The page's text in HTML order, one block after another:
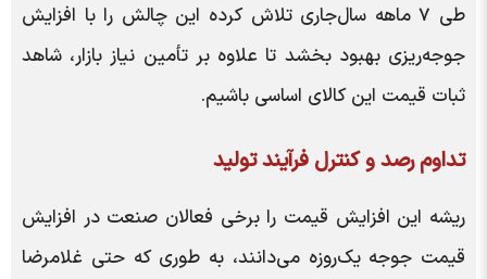
طی 7 ماهه سال‌جاری تلاش کرده این چالش را با افزایش
جوجه‌ریزی بهبود بخشد تا علاوه بر تأمین نیاز بازار، شاهد
ثبات قیمت این کالای اساسی باشیم.
تداوم رصد و کنترل فرآیند تولید
ریشه این افزایش قیمت را برخی فعالان صنعت در افزایش
قیمت جوجه یک‌روزه می‌دانند، به طوری که حتی غلامرضا